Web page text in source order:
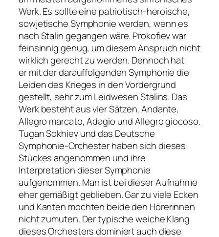
Werk. Es sollte eine patriotisch-heroische,
sowjetische Symphonie werden, wenn es
nach Stalin gegangen wäre. Prokofiev war
feinsinnig genug, um diesem Anspruch nicht
wirklich gerecht zu werden. Dennoch hat
er mit der darauffolgenden Symphonie die
Leiden des Krieges in den Vordergrund
gestellt, sehr zum Leidwesen Stalins. Das
Werk besteht aus vier Sätzen. Andante,
Allegro marcato, Adagio und Allegro giocoso.
Tugan Sokhiev und das Deutsche
Symphonie-Orchester haben sich dieses
Stückes angenommen und ihre
Interpretation dieser Symphonie
aufgenommen. Man ist bei dieser Aufnahme
eher gemäßigt geblieben. Gar zu viele Ecken
und Kanten mochten beide den Hörerinnen
nicht zumuten. Der typische weiche Klang
dieses Orchesters dominiert auch diese